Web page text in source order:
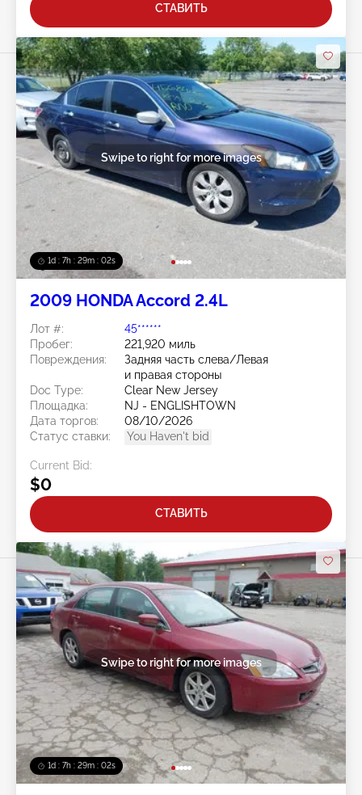
СТАВИТЬ
1d : 7h : 29m : 00s
Swipe to right for more images
2009 HONDA Accord 2.4L
Лот #:
45******
Пробег:
221,920 миль
Повреждения:
Задняя часть слева/Левая
и правая стороны
Doc Type:
Clear New Jersey
Площадка:
NJ - ENGLISHTOWN
Дата торгов:
08/10/2026
Статус ставки:
You Haven't bid
Current Bid:
$0
СТАВИТЬ
1d : 7h : 29m : 00s
Swipe to right for more images